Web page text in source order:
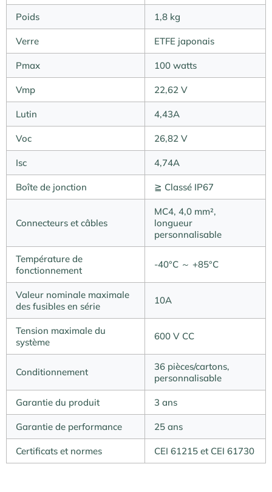
Poids 1,8 kg
Verre ETFE japonais
Pmax 100 watts
Vmp 22,62 V
Lutin 4,43A
Voc 26,82 V
Isc 4,74A
Boîte de jonction ≧ Classé IP67
Connecteurs et câbles
MC4, 4,0 mm²,
longueur
personnalisable
Température de
fonctionnement
-40°C ～ +85°C
Valeur nominale maximale
des fusibles en série
10A
Tension maximale du
système
600 V CC
Conditionnement
36 pièces/cartons,
personnalisable
Garantie du produit 3 ans
Garantie de performance 25 ans
Certificats et normes CEI 61215 et CEI 61730